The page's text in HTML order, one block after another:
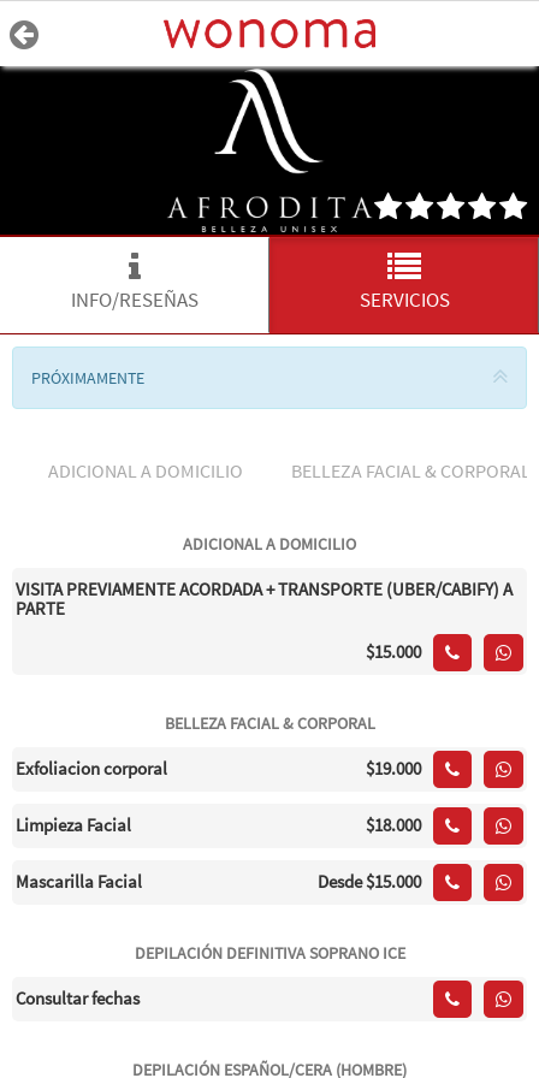
INFO/RESEÑAS SERVICIOS
PRÓXIMAMENTE
ADICIONAL A DOMICILIO BELLEZA FACIAL & CORPORAL
ADICIONAL A DOMICILIO
VISITA PREVIAMENTE ACORDADA + TRANSPORTE (UBER/CABIFY) A
PARTE
$15.000
BELLEZA FACIAL & CORPORAL
Exfoliacion corporal $19.000
Limpieza Facial $18.000
Mascarilla Facial Desde$15.000
DEPILACIÓN DEFINITIVA SOPRANO ICE
Consultar fechas
DEPILACIÓN ESPAÑOL/CERA (HOMBRE)